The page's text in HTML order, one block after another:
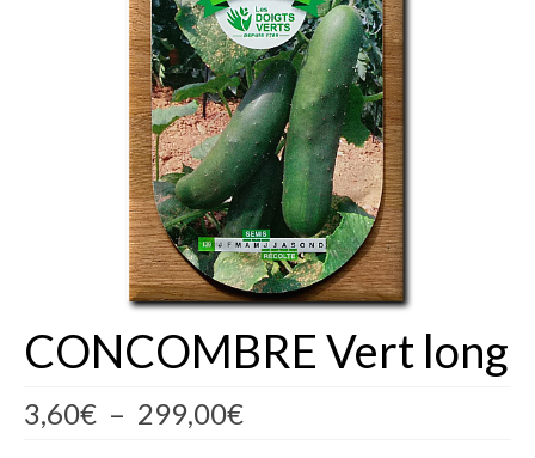
Oignons – Ail – Echalotte
Graines en Sachets
Aromatiques
Bio
Fraicheurs d’Antan
Potagères
Tomates
Fèves
CONCOMBRE Vert long
3,60€ – 299,00€Plage